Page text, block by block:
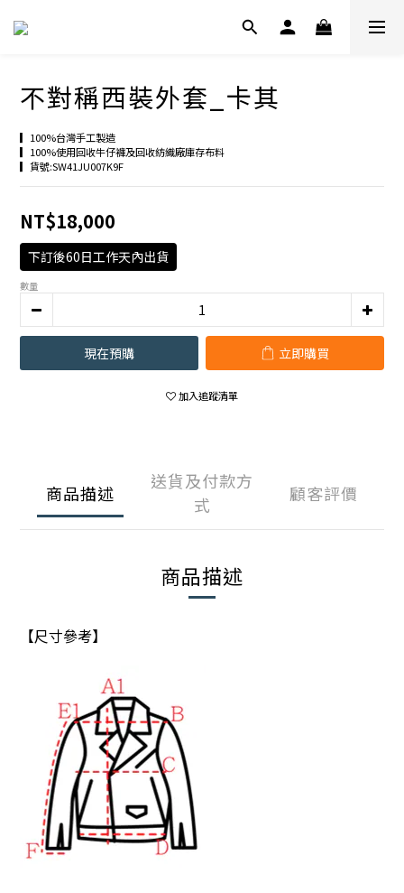
不對稱西裝外套_卡其
▎100%台灣手工製造
▎100%使用回收牛仔褲及回收紡織廠庫存布料
▎貨號:SW41JU007K9F
NT$18,000
下訂後60日工作天內出貨
數量
現在預購 立即購買
加入追蹤清單
商品描述
送貨及付款方
式
顧客評價
商品描述
【尺寸參考】